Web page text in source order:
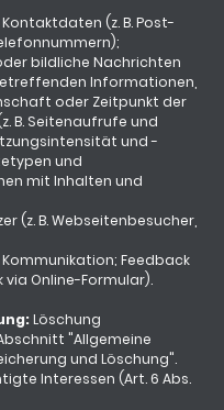
Kontaktdaten (z. B. Post-
bildliche Nachrichten
Informationen,
oder Zeitpunkt der
B. Seitenaufrufe und
und -
und
mit Inhalten und
(z. B. Webseitenbesucher,
Kommunikation; Feedback
via Online-Formular).
Löschung
"Allgemeine
und Löschung".
Interessen (Art. 6 Abs.